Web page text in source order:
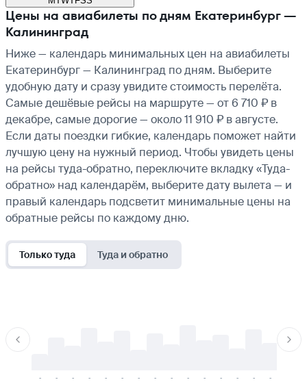
Цены на авиабилеты по дням Екатеринбург —
Калининград
Ниже — календарь минимальных цен на авиабилеты
Екатеринбург — Калининград по дням. Выберите
удобную дату и сразу увидите стоимость перелёта.
Самые дешёвые рейсы на маршруте — от 6 710 ₽ в
декабре, самые дорогие — около 11 910 ₽ в августе.
Если даты поездки гибкие, календарь поможет найти
лучшую цену на нужный период. Чтобы увидеть цены
на рейсы туда-обратно, переключите вкладку «Туда-
обратно» над календарём, выберите дату вылета — и
правый календарь подсветит минимальные цены на
обратные рейсы по каждому дню.
Только туда Туда и обратно
- - - - - - - - - - - - - - -